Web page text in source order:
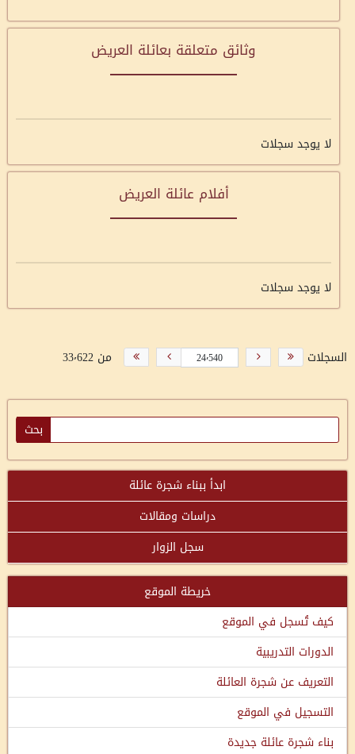
وثائق متعلقة بعائلة العريض
لا يوجد سجلات
أفلام عائلة العريض
لا يوجد سجلات
السجلات من 33٬622
ابدأ ببناء شجرة عائلة
دراسات ومقالات
سجل الزوار
خريطة الموقع
كيف تُسجل في الموقع
الدورات التدريبية
التعريف عن شجرة العائلة
التسجيل في الموقع
بناء شجرة عائلة جديدة